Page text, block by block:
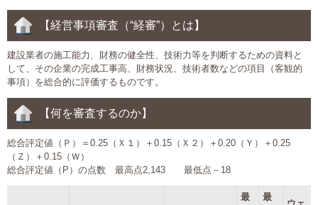
【経営事項審査（“経審”）とは】
建設業者の施工能力、財務の健全性、技術力等を判断するための資料と
して、その企業の完成工事高、財務状況、技術者数などの項目（客観的
事項）を総合的に評価するものです。
【何を審査するのか】
総合評定値（Ｐ）＝0.25（Ｘ１）＋0.15（Ｘ２）＋0.20（Ｙ）＋0.25
（Ｚ）＋0.15（Ｗ）
総合評定値（P）の点数 最高点2,143 最低点－18
最
最
事業に必要な許認可取得サポート
大切な書類作成サポート